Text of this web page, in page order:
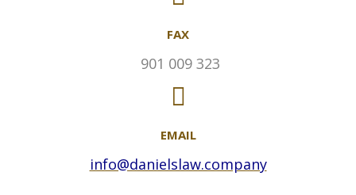
FAX
901 009 323
EMAIL
info@danielslaw.company